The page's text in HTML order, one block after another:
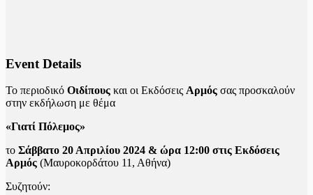
Event Details
Το περιοδικό Οιδίπους και οι Εκδόσεις Αρμός σας προσκαλούν
στην εκδήλωση με θέμα
«Γιατί Πόλεμος»
το Σάββατο 20 Απριλίου 2024 & ώρα 12:00 στις Εκδόσεις
Αρμός (Μαυροκορδάτου 11, Αθήνα)
Συζητούν: